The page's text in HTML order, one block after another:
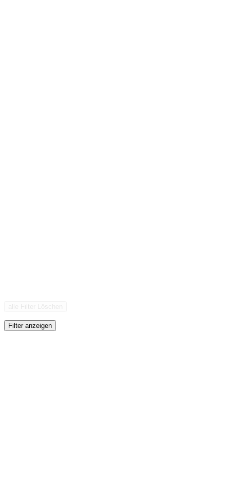
Filter anzeigen